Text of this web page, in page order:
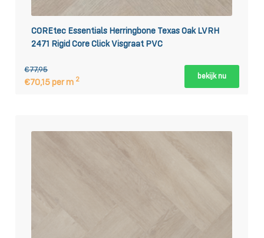
COREtec Essentials Herringbone Texas Oak LVRH
2471 Rigid Core Click Visgraat PVC
€77,95
€70,15 per m 2 bekijk nu